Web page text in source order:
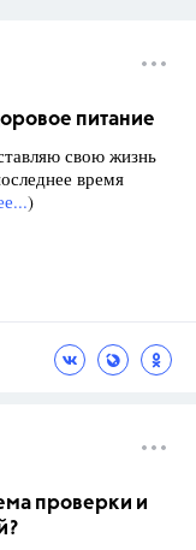
питание
свою жизнь
время
)
проверки и